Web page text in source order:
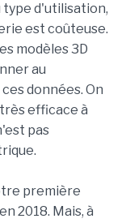
d'utilisation,
est coûteuse.
modèles 3D
au
données. On
efficace à
pas
première
2018. Mais, à